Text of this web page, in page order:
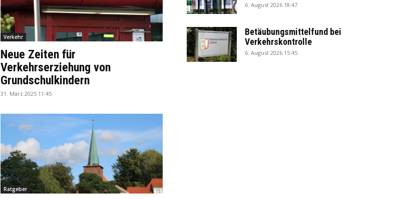
Verkehr
Neue Zeiten für
Verkehrserziehung von
Grundschulkindern
31. März 2025 11:45
Ratgeber
6. August 2026 18:47
Betäubungsmittelfund bei
Verkehrskontrolle
6. August 2026 15:45